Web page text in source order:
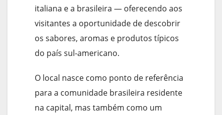
italiana e a brasileira — oferecendo aos
visitantes a oportunidade de descobrir
os sabores, aromas e produtos típicos
do país sul-americano.
O local nasce como ponto de referência
para a comunidade brasileira residente
na capital, mas também como um